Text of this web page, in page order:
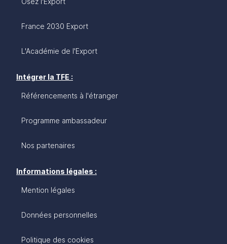
France 2030 Export
L'Académie de l'Export
Intégrer la TFE :
Référencements à l'étranger
Programme ambassadeur
Nos partenaires
Informations légales :
Mention légales
Données personnelles
Politique des cookies